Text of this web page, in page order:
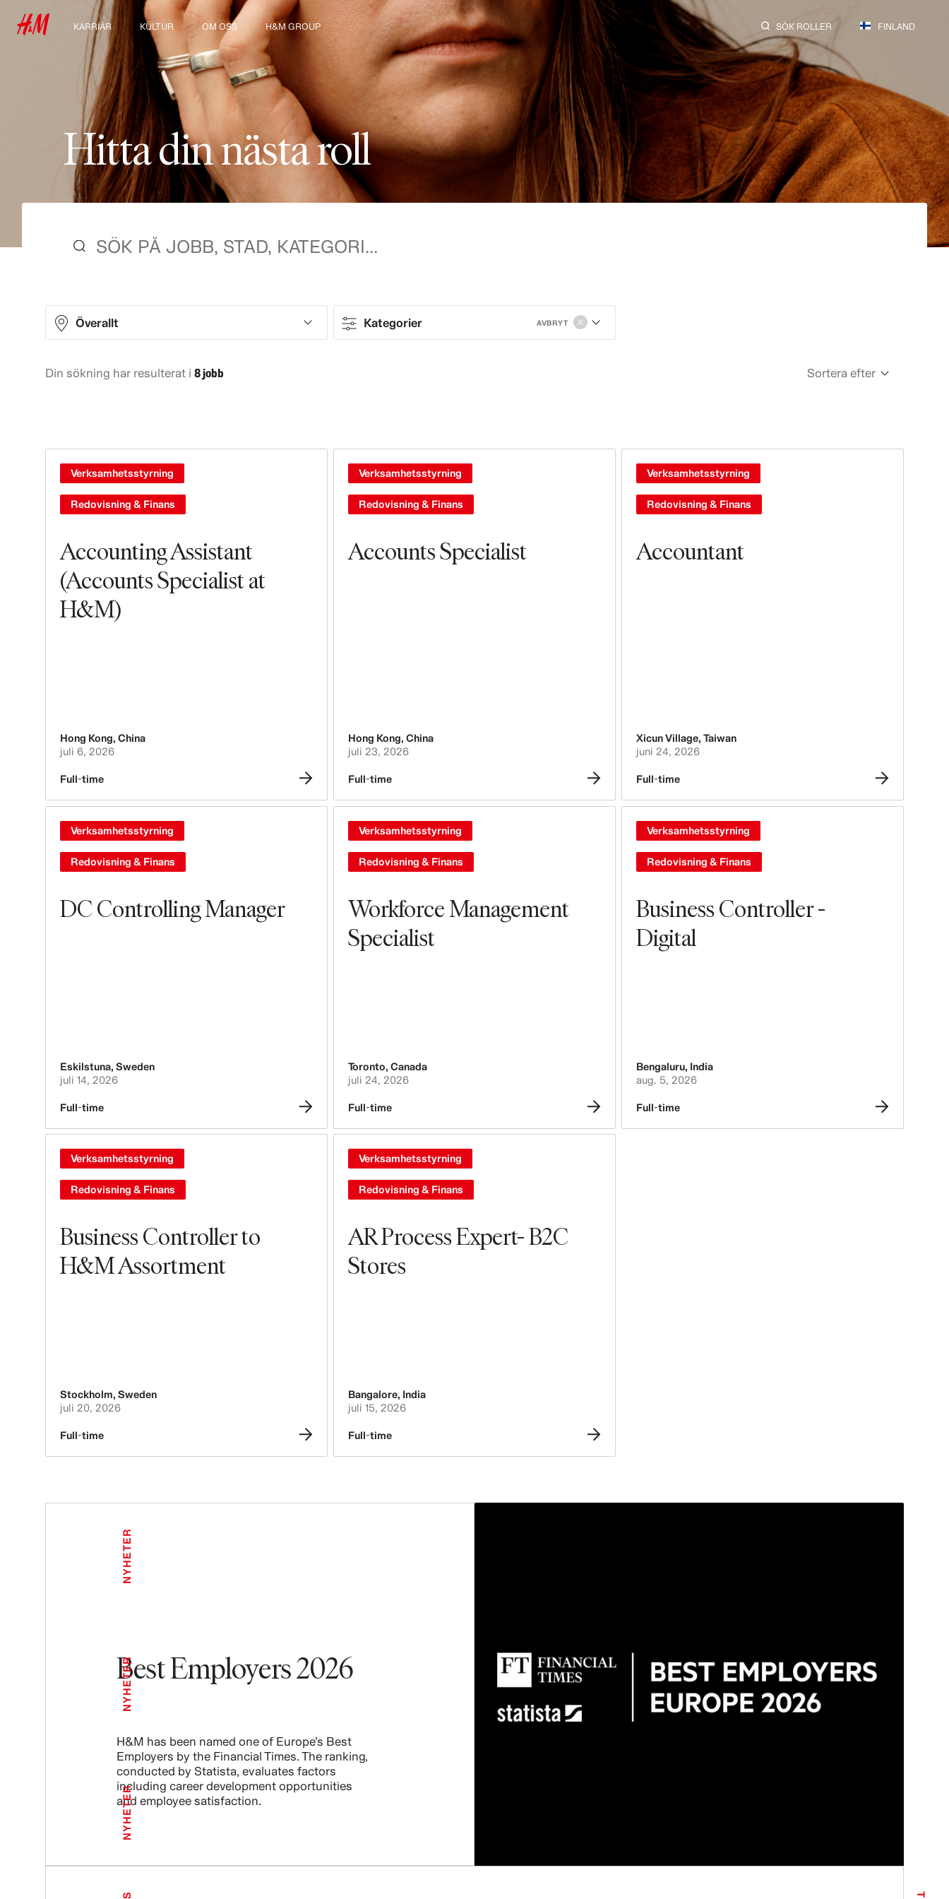
KARRIÄR
Våra arbetsområden
För dig som är student
KULTUR
Vår kultur & förmåner
OM OSS
Vilka vi är
Hållbarhet
Inkludering & mångfald
H&M GROUP
Utforska H&M-gruppen
SÖK ROLLER FINLAND
Hittadinnästaroll
Överallt
North America
1
Kategorier AVBRYT
Försäljning & Drift
Butiksjobb
Design & Produktutveckling
Juridik, Administration, Säkerhet &
Compliance
Verksamhetsstyrning
Redovisning & Finans
Inkludering & Mångfald
Din sökning har resulterat i 8 jobb Sortera efter
Accounting Assistant
(Accounts Specialist at
H&M)
Verksamhetsstyrning
Redovisning & Finans
Hong Kong, China
juli 6, 2026
Full-time
Accounts Specialist
Verksamhetsstyrning
Redovisning & Finans
Hong Kong, China
juli 23, 2026
Full-time
Accountant
Verksamhetsstyrning
Redovisning & Finans
Xicun Village, Taiwan
juni 24, 2026
Full-time
DC Controlling Manager
Verksamhetsstyrning
Redovisning & Finans
Eskilstuna, Sweden
juli 14, 2026
Full-time
Workforce Management
Specialist
Verksamhetsstyrning
Redovisning & Finans
Toronto, Canada
juli 24, 2026
Full-time
Business Controller -
Digital
Verksamhetsstyrning
Redovisning & Finans
Bengaluru, India
aug. 5, 2026
Full-time
Business Controller to
H&M Assortment
Verksamhetsstyrning
Redovisning & Finans
Stockholm, Sweden
juli 20, 2026
Full-time
AR Process Expert- B2C
Stores
Verksamhetsstyrning
Redovisning & Finans
Bangalore, India
juli 15, 2026
Full-time
Best Employers 2026
H&M has been named one of Europe’s Best
Employers by the Financial Times. The ranking,
conducted by Statista, evaluates factors
including career development opportunities
and employee satisfaction.
NYHETER
NYHETER
NYHETER